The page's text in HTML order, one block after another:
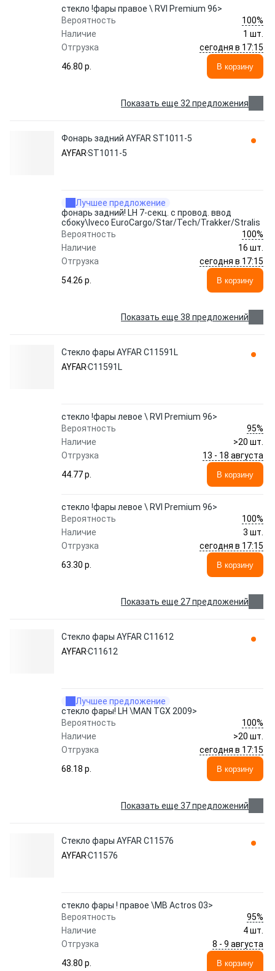
стекло !фары правое \ RVI Premium 96>
Вероятность
100%
Наличие
1 шт.
Отгрузка
сегодня в 17:15
46.80 p.
В корзину
Показать еще 32 предложения
Фонарь задний AYFAR ST1011-5
AYFARST1011-5
Лучшее предложение
фонарь задний! LH 7-секц. с провод. ввод
сбоку\Iveco EuroCargo/Star/Tech/Trakker/Stralis
Вероятность
100%
Наличие
16 шт.
Отгрузка
сегодня в 17:15
54.26 p.
В корзину
Показать еще 38 предложений
Стекло фары AYFAR C11591L
AYFARC11591L
стекло !фары левое \ RVI Premium 96>
Вероятность
95%
Наличие
>20 шт.
Отгрузка
13 - 18 августа
44.77 p.
В корзину
стекло !фары левое \ RVI Premium 96>
Вероятность
100%
Наличие
3 шт.
Отгрузка
сегодня в 17:15
63.30 p.
В корзину
Показать еще 27 предложений
Стекло фары AYFAR C11612
AYFARC11612
Лучшее предложение
стекло фары! LH \MAN TGX 2009>
Вероятность
100%
Наличие
>20 шт.
Отгрузка
сегодня в 17:15
68.18 p.
В корзину
Показать еще 37 предложений
Стекло фары AYFAR C11576
AYFARC11576
стекло фары ! правое \MB Actros 03>
Вероятность
95%
Наличие
4 шт.
Отгрузка
8 - 9 августа
43.80 p.
В корзину